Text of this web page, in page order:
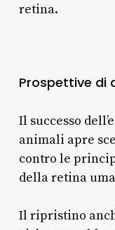
retina.
Prospettive di
Il successo
animali apre
contro le
della retina
Il ripristino